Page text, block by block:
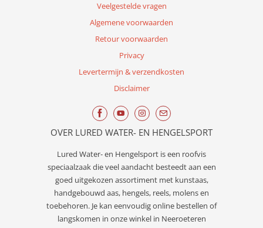
Veelgestelde vragen
Algemene voorwaarden
Retour voorwaarden
Privacy
Levertermijn & verzendkosten
Disclaimer
OVER LURED WATER- EN HENGELSPORT
Lured Water- en Hengelsport is een roofvis
speciaalzaak die veel aandacht besteedt aan een
goed uitgekozen assortiment met kunstaas,
handgebouwd aas, hengels, reels, molens en
toebehoren. Je kan eenvoudig online bestellen of
langskomen in onze winkel in Neeroeteren